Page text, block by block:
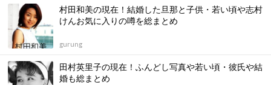
村田和美の現在！結婚した旦那と子供・若い頃や志村
けんお気に入りの噂を総まとめ
gurung
田村英里子の現在！ふんどし写真や若い頃・彼氏や結
婚も総まとめ